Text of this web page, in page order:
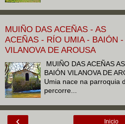
MUIÑO DAS ACEÑAS - AS
ACEÑAS - RÍO UMIA - BAIÓN -
VILANOVA DE AROUSA
MUIÑO DAS ACEÑAS
BAIÓN VILANOVA DE
Umia nace na parroquia
percorre...
‹ Inicio